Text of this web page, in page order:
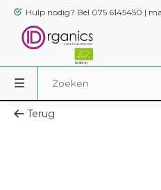
Hulp nodig? Bel 075 6145450 |
Terug